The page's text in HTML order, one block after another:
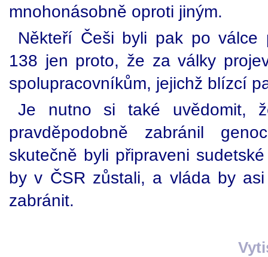
mnohonásobně oproti jiným.
Někteří Češi byli pak po válce
138 jen proto, že za války
spolupracovníkům, jejichž blízcí
Je nutno si také uvědomit,
pravděpodobně zabránil
skutečně byli připraveni
by v ČSR zůstali, a vláda by
zabránit.